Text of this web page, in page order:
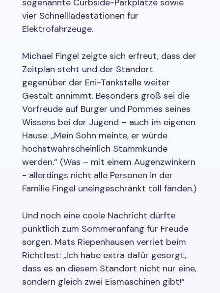
vier Schnellladestationen für
Elektrofahrzeuge.
Michael Fingel zeigte sich erfreut, dass der
Zeitplan steht und der Standort
gegenüber der Eni-Tankstelle weiter
Gestalt annimmt. Besonders groß sei die
Vorfreude auf Burger und Pommes seines
Wissens bei der Jugend – auch im eigenen
Hause: „Mein Sohn meinte, er würde
höchstwahrscheinlich Stammkunde
werden.“ (Was – mit einem Augenzwinkern
- allerdings nicht alle Personen in der
Familie Fingel uneingeschränkt toll fänden.)
Und noch eine coole Nachricht dürfte
pünktlich zum Sommeranfang für Freude
sorgen. Mats Riepenhausen verriet beim
Richtfest: „Ich habe extra dafür gesorgt,
dass es an diesem Standort nicht nur eine,
sondern gleich zwei Eismaschinen gibt!“